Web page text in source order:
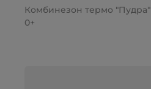
Комбинезон термо "Пудра"
0+